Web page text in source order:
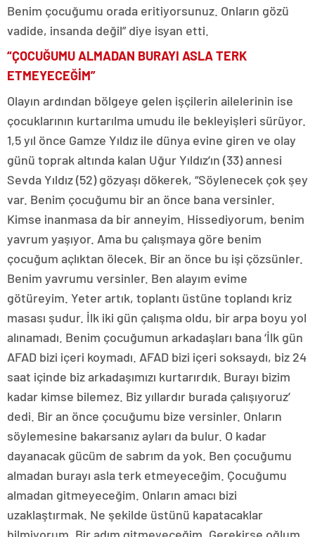
Benim çocuğumu orada eritiyorsunuz. Onların gözü
vadide, insanda değil” diye isyan etti.
“ÇOCUĞUMU ALMADAN BURAYI ASLA TERK
ETMEYECEĞİM”
Olayın ardından bölgeye gelen işçilerin ailelerinin ise
çocuklarının kurtarılma umudu ile bekleyişleri sürüyor.
1,5 yıl önce Gamze Yıldız ile dünya evine giren ve olay
günü toprak altında kalan Uğur Yıldız’ın (33) annesi
Sevda Yıldız (52) gözyaşı dökerek, “Söylenecek çok şey
var. Benim çocuğumu bir an önce bana versinler.
Kimse inanmasa da bir anneyim. Hissediyorum, benim
yavrum yaşıyor. Ama bu çalışmaya göre benim
çocuğum açlıktan ölecek. Bir an önce bu işi çözsünler.
Benim yavrumu versinler. Ben alayım evime
götüreyim. Yeter artık, toplantı üstüne toplandı kriz
masası şudur. İlk iki gün çalışma oldu, bir arpa boyu yol
alınamadı. Benim çocuğumun arkadaşları bana ‘İlk gün
AFAD bizi içeri koymadı. AFAD bizi içeri soksaydı, biz 24
saat içinde biz arkadaşımızı kurtarırdık. Burayı bizim
kadar kimse bilemez. Biz yıllardır burada çalışıyoruz’
dedi. Bir an önce çocuğumu bize versinler. Onların
söylemesine bakarsanız ayları da bulur. O kadar
dayanacak gücüm de sabrım da yok. Ben çocuğumu
almadan burayı asla terk etmeyeceğim. Çocuğumu
almadan gitmeyeceğim. Onların amacı bizi
uzaklaştırmak. Ne şekilde üstünü kapatacaklar